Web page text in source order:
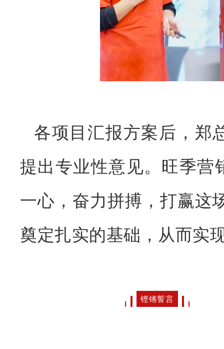
各项目汇报方案后，郑
提出专业性意见。旺季营
一心，奋力拼搏，打赢这
奠定扎实的基础，从而实
铿锵誓言